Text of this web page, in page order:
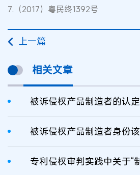
7.（2017）粤民终1392号
上一篇
相关文章
被诉侵权产品制造者的认定